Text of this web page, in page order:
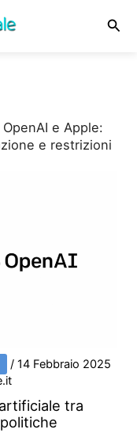
OpenAI e Apple:
e restrizioni
/14 Febbraio 2025
tra